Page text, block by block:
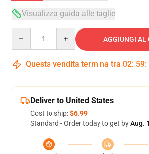
Visualizza guida alle taglie
AGGIUNGI AL
Questa vendita termina tra 02: 59:
Deliver to United States
Cost to ship:$6.99
Standard - Order today to get byAug.